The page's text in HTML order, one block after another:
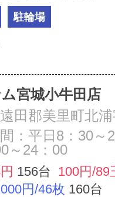
駐輪場
宮城小牛田店
：平日8：30～
～24：00
156台 100円/89
円/46枚 160台